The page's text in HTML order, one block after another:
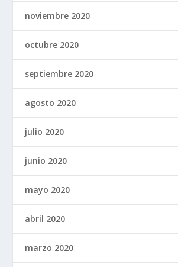
noviembre 2020
octubre 2020
septiembre 2020
agosto 2020
julio 2020
junio 2020
mayo 2020
abril 2020
marzo 2020